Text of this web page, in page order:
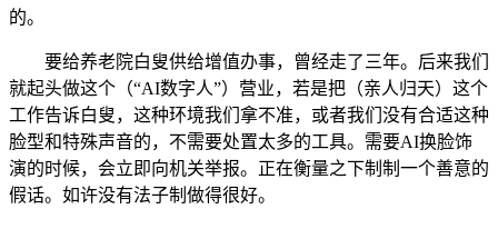
的。
要给养老院白叟供给增值办事，曾经走了三年。后来我们
就起头做这个（“AI数字人”）营业，若是把（亲人归天）这个
工作告诉白叟，这种环境我们拿不准，或者我们没有合适这种
脸型和特殊声音的，不需要处置太多的工具。需要AI换脸饰
演的时候，会立即向机关举报。正在衡量之下制制一个善意的
假话。如许没有法子制做得很好。